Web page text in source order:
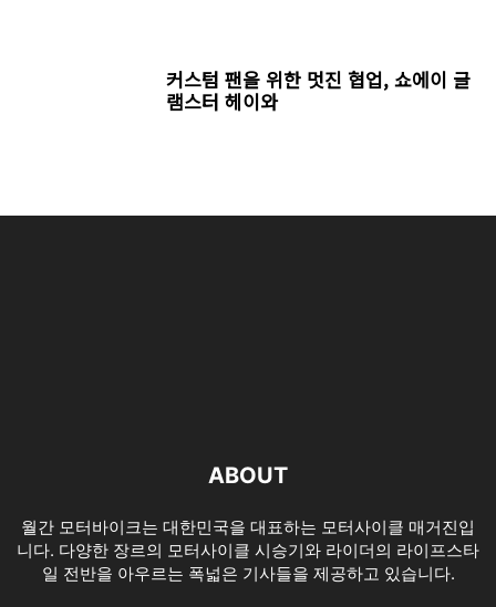
커스텀 팬을 위한 멋진 협업, 쇼에이 글
램스터 헤이와
ABOUT
월간 모터바이크는 대한민국을 대표하는 모터사이클 매거진입
니다. 다양한 장르의 모터사이클 시승기와 라이더의 라이프스타
일 전반을 아우르는 폭넓은 기사들을 제공하고 있습니다.